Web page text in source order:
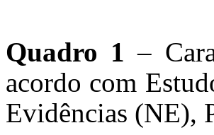
Quadro 1 –
acordo com
Evidências (NE),